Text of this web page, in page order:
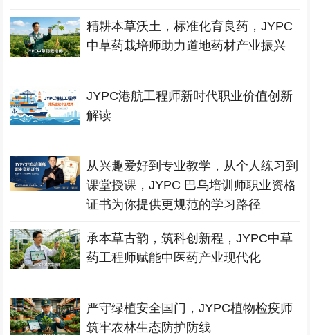
精耕本草沃土，标准化育良药，JYPC
中草药栽培师助力道地药材产业振兴
JYPC港航工程师新时代职业价值创新
解读
从兴趣爱好到专业教学，从个人练习到
课堂授课，JYPC 巴乌培训师职业资格
证书为你提供更规范的学习路径
承本草古韵，筑科创新程，JYPC中草
药工程师赋能中医药产业现代化
严守绿植安全国门，JYPC植物检疫师
筑牢农林生态防护防线